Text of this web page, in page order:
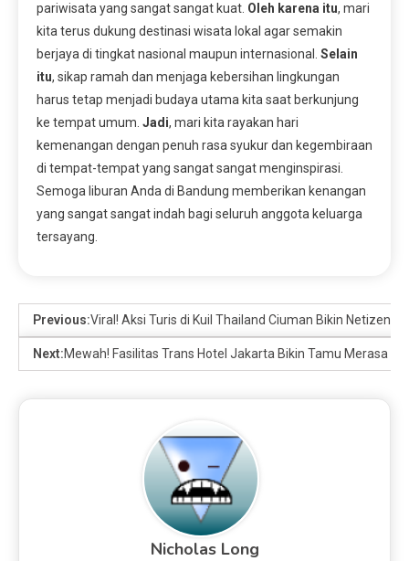
pariwisata yang sangat sangat kuat. Oleh karena itu, mari
kita terus dukung destinasi wisata lokal agar semakin
berjaya di tingkat nasional maupun internasional. Selain
itu, sikap ramah dan menjaga kebersihan lingkungan
harus tetap menjadi budaya utama kita saat berkunjung
ke tempat umum. Jadi, mari kita rayakan hari
kemenangan dengan penuh rasa syukur dan kegembiraan
di tempat-tempat yang sangat sangat menginspirasi.
Semoga liburan Anda di Bandung memberikan kenangan
yang sangat sangat indah bagi seluruh anggota keluarga
tersayang.
Previous:Viral! Aksi Turis di Kuil Thailand Ciuman Bikin Netizen
Next:Mewah! Fasilitas Trans Hotel Jakarta Bikin Tamu Merasa di
Nicholas Long